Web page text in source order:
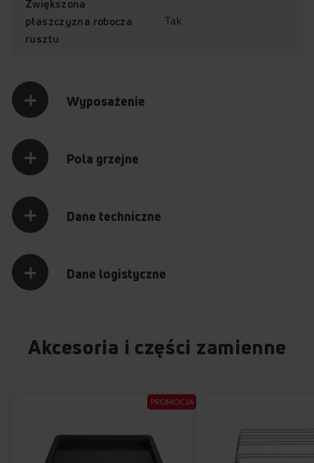
Zwiększona
płaszczyzna robocza
rusztu
Tak
Wyposażenie
Pola grzejne
Dane techniczne
Dane logistyczne
Akcesoria i części zamienne
PROMOCJA